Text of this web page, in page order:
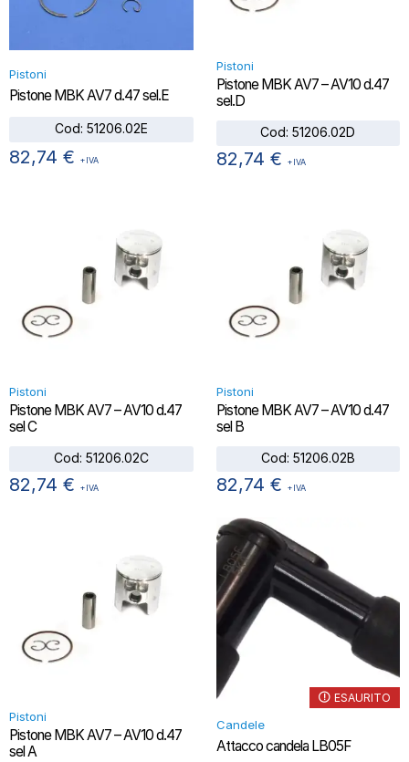
Pistoni
Pistone MBK AV7 d.47 sel.E
Cod: 51206.02E
82,74 € +IVA
Pistoni
Pistone MBK AV7 – AV10 d.47
sel.D
Cod: 51206.02D
82,74 € +IVA
Pistoni
Pistone MBK AV7 – AV10 d.47
sel C
Cod: 51206.02C
82,74 € +IVA
Pistoni
Pistone MBK AV7 – AV10 d.47
sel B
Cod: 51206.02B
82,74 € +IVA
Pistoni
Pistone MBK AV7 – AV10 d.47
sel A
Candele
Attacco candela LB05F
ESAURITO